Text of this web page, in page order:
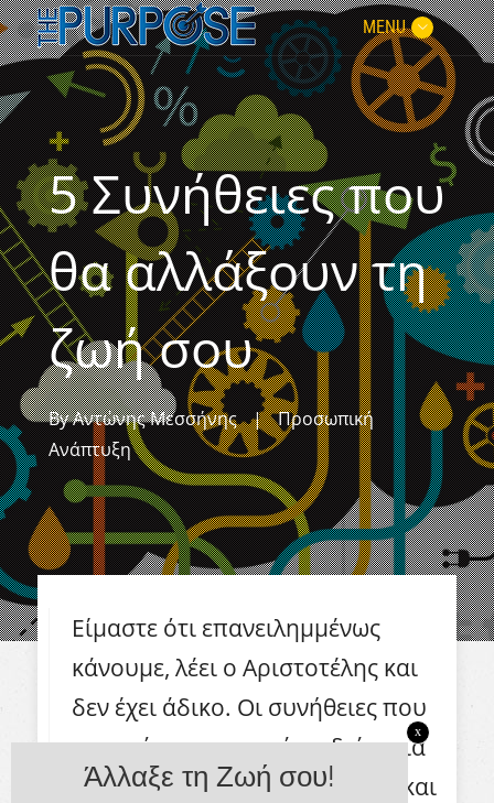
MENU
5 Συνήθειες που
θα αλλάξουν τη
ζωή σου
ByΑντώνης Μεσσήνης |
Προσωπική
Ανάπτυξη
Είμαστε ότι επανειλημμένως
κάνουμε, λέει ο Αριστοτέλης και
δεν έχει άδικο. Οι συνήθειες που
αναπτύσσουμε κατά τη διάρκεια
της ζωής μας, μας καθορίζουν και
Άλλαξε τη Ζωή σου!
x